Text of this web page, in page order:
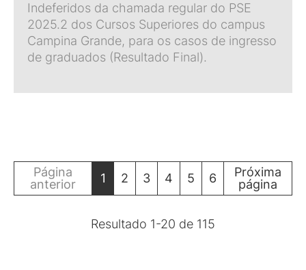
Indeferidos da chamada regular do PSE
2025.2 dos Cursos Superiores do campus
Campina Grande, para os casos de ingresso
de graduados (Resultado Final).
Página
anterior
1 2 3 4 5 6
Próxima
página
Resultado 1-20 de 115